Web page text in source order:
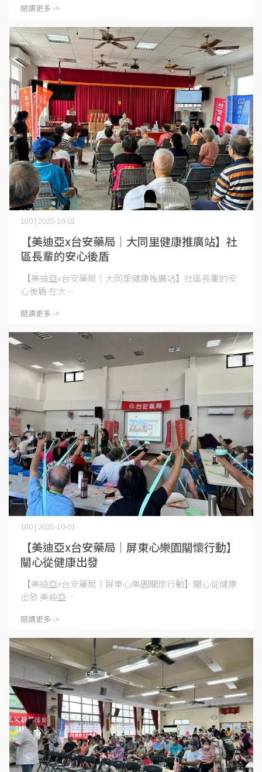
閱讀更多 ->
【美迪亞x台安藥局｜大同里健康推廣站】社
區長輩的安心後盾
180 | 2025-10-01
【美迪亞x台安藥局｜大同里健康推廣站】社區長輩的安
心後盾 在大⋯
閱讀更多 ->
【美迪亞x台安藥局｜屏東心樂園關懷行動】
關心從健康出發
180 | 2025-10-01
【美迪亞x台安藥局｜屏東心樂園關懷行動】關心從健康
出發 美迪亞⋯
閱讀更多 ->